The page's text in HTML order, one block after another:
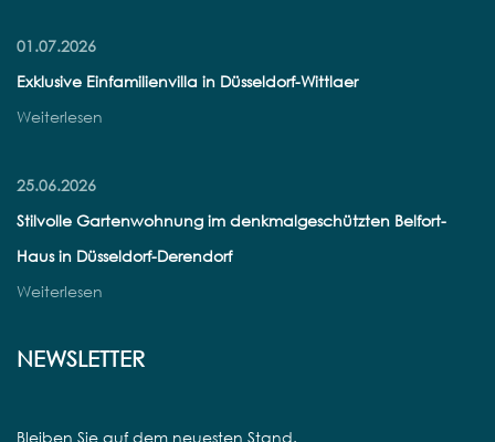
01.07.2026
Exklusive Einfamilienvilla in Düsseldorf-Wittlaer
Weiterlesen
25.06.2026
Stilvolle Gartenwohnung im denkmalgeschützten Belfort-
Haus in Düsseldorf-Derendorf
Weiterlesen
NEWSLETTER
Bleiben Sie auf dem neuesten Stand.